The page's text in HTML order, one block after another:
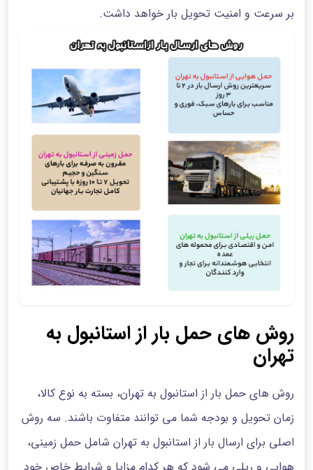
بر سرعت و امنیت تحویل بار خواهد داشت.
روش های حمل بار از استانبول به
تهران
روش های حمل بار از استانبول به تهران، بسته به نوع کالا،
زمان تحویل و بودجه شما می توانند متفاوت باشند. سه روش
اصلی برای ارسال بار از استانبول به تهران شامل حمل زمینی،